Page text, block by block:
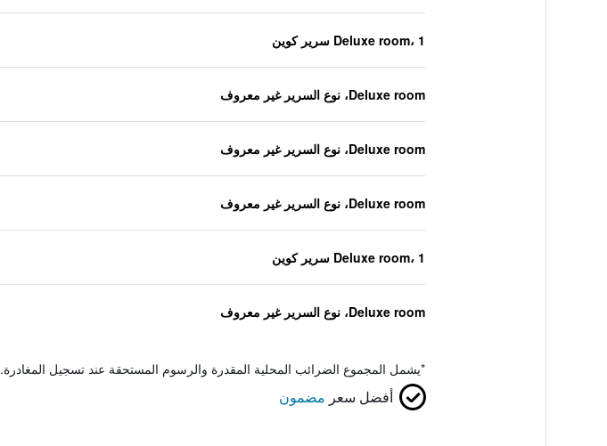
Deluxe room، 1 سرير كوين
Deluxe room، نوع السرير غير معروف
Deluxe room، نوع السرير غير معروف
Deluxe room، نوع السرير غير معروف
Deluxe room، 1 سرير كوين
Deluxe room، نوع السرير غير معروف
*يشمل المجموع الضرائب المحلية المقدرة والرسوم المستحقة عند تسجيل المغادرة.
أفضل سعر مضمون